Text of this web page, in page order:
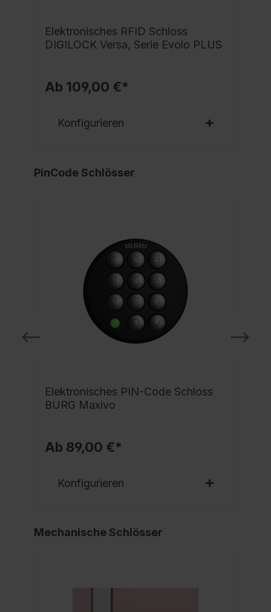
Elektronisches RFID Schloss
DIGILOCK Versa, Serie Evolo PLUS
Ab 109,00 €*
Konfigurieren
PinCode Schlösser
Elektronisches PIN-Code Schloss
BURG Maxivo
Ab 89,00 €*
Konfigurieren
Mechanische Schlösser